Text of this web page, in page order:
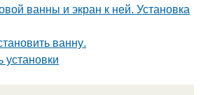
ванны и экран к ней. Установка
ванну.
установки